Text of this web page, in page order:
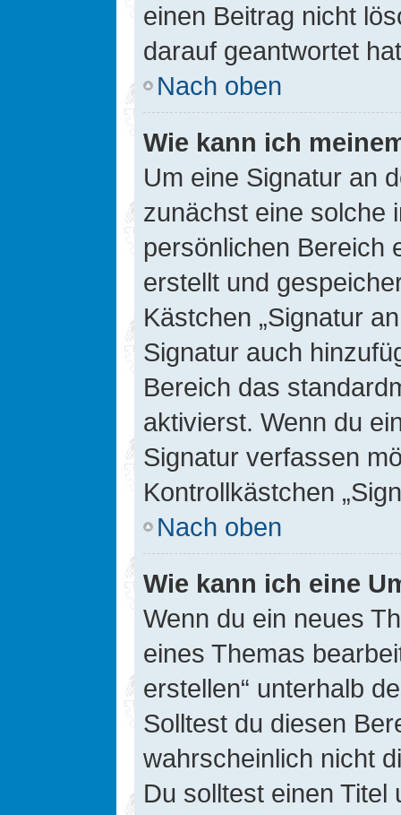
einen Beitrag nicht
darauf geantwortet
Nach oben
Wie kann ich
Um eine Signatur an
zunächst eine solche
persönlichen Bereich
erstellt und
Kästchen „Signatur
Signatur auch
Bereich das
aktivierst. Wenn du
Signatur verfassen
Kontrollkästchen
Nach oben
Wie kann ich eine
Wenn du ein neues
eines Themas
erstellen“ unterhalb
Solltest du diesen
wahrscheinlich nicht
Du solltest einen